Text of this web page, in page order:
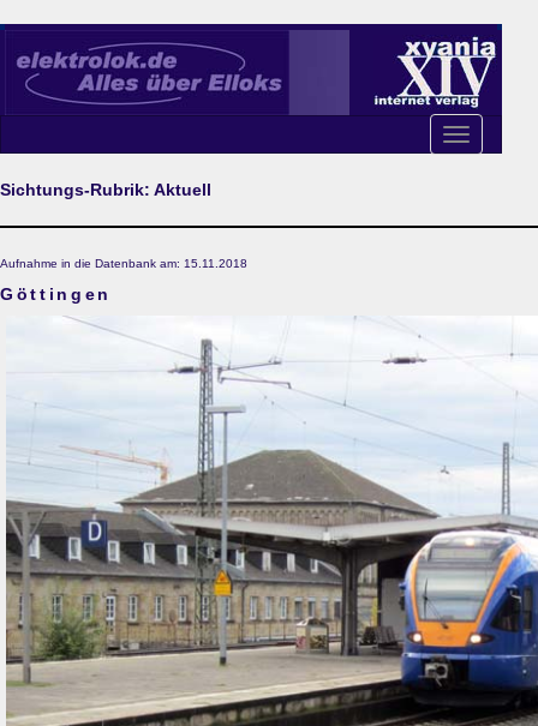
Toggle
navigation
Sichtungs-Rubrik: Aktuell
Aufnahme in die Datenbank am: 15.11.2018
Göttingen